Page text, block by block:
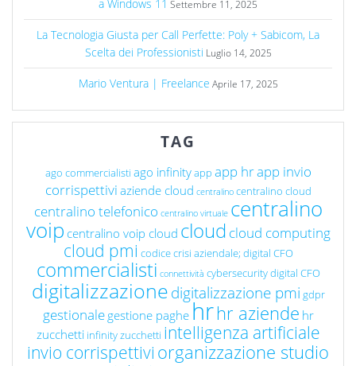
a Windows 11 Settembre 11, 2025
La Tecnologia Giusta per Call Perfette: Poly + Sabicom, La
Scelta dei Professionisti Luglio 14, 2025
Mario Ventura | Freelance Aprile 17, 2025
TAG
ago commercialisti ago infinityapp app hrapp invio
corrispettivi aziende cloud centralino centralino cloud
centralino telefonico centralino virtuale centralino
voip centralino voip cloud cloud cloud computing
cloud pmi codice crisi aziendale; digital CFO
commercialisti connettività cybersecuritydigital CFO
digitalizzazionedigitalizzazione pmi gdpr
gestionale gestione paghe hrhr aziende hr
zucchetti infinity zucchetti intelligenza artificiale
invio corrispettivi organizzazione studio